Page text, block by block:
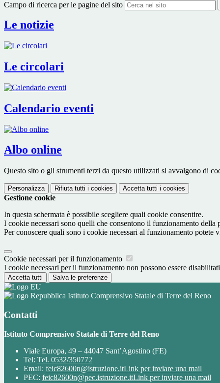
Campo di ricerca per le pagine del sito
Le notizie
Le circolari
Calendario eventi
Albo online
Questo sito o gli strumenti terzi da questo utilizzati si avvalgono di
Personalizza Rifiuta tutti i cookies Accetta tutti i cookies
Gestione cookie
In questa schermata è possibile scegliere quali cookie consentire.
I cookie necessari sono quelli che consentono il funzionamento
Per conoscere quali sono i cookie necessari al funzionamento potete
Cookie necessari per il funzionamento
I cookie necessari per il funzionamento non possono essere
Accetta tutti Salva le preferenze
Istituto Comprensivo Statale di Terre del Reno
Contatti
Istituto Comprensivo Statale di Terre del Reno
Viale Europa, 49 – 44047 Sant’Agostino (FE)
Tel: Tel. 0532/350772
Email: feic82600n@istruzione.itLink per inviare una mail
PEC: feic82600n@pec.istruzione.itLink per inviare una mail